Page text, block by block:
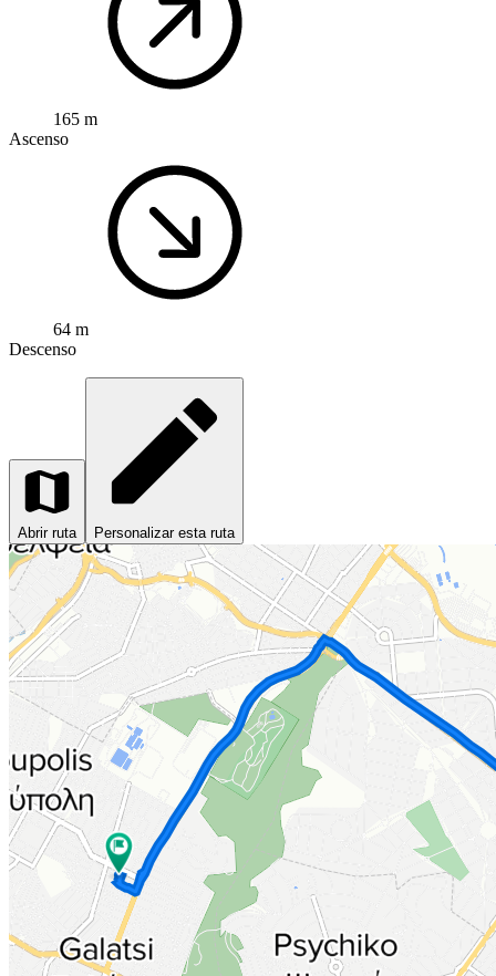
165 m
Ascenso
64 m
Descenso
Abrir ruta Personalizar esta ruta